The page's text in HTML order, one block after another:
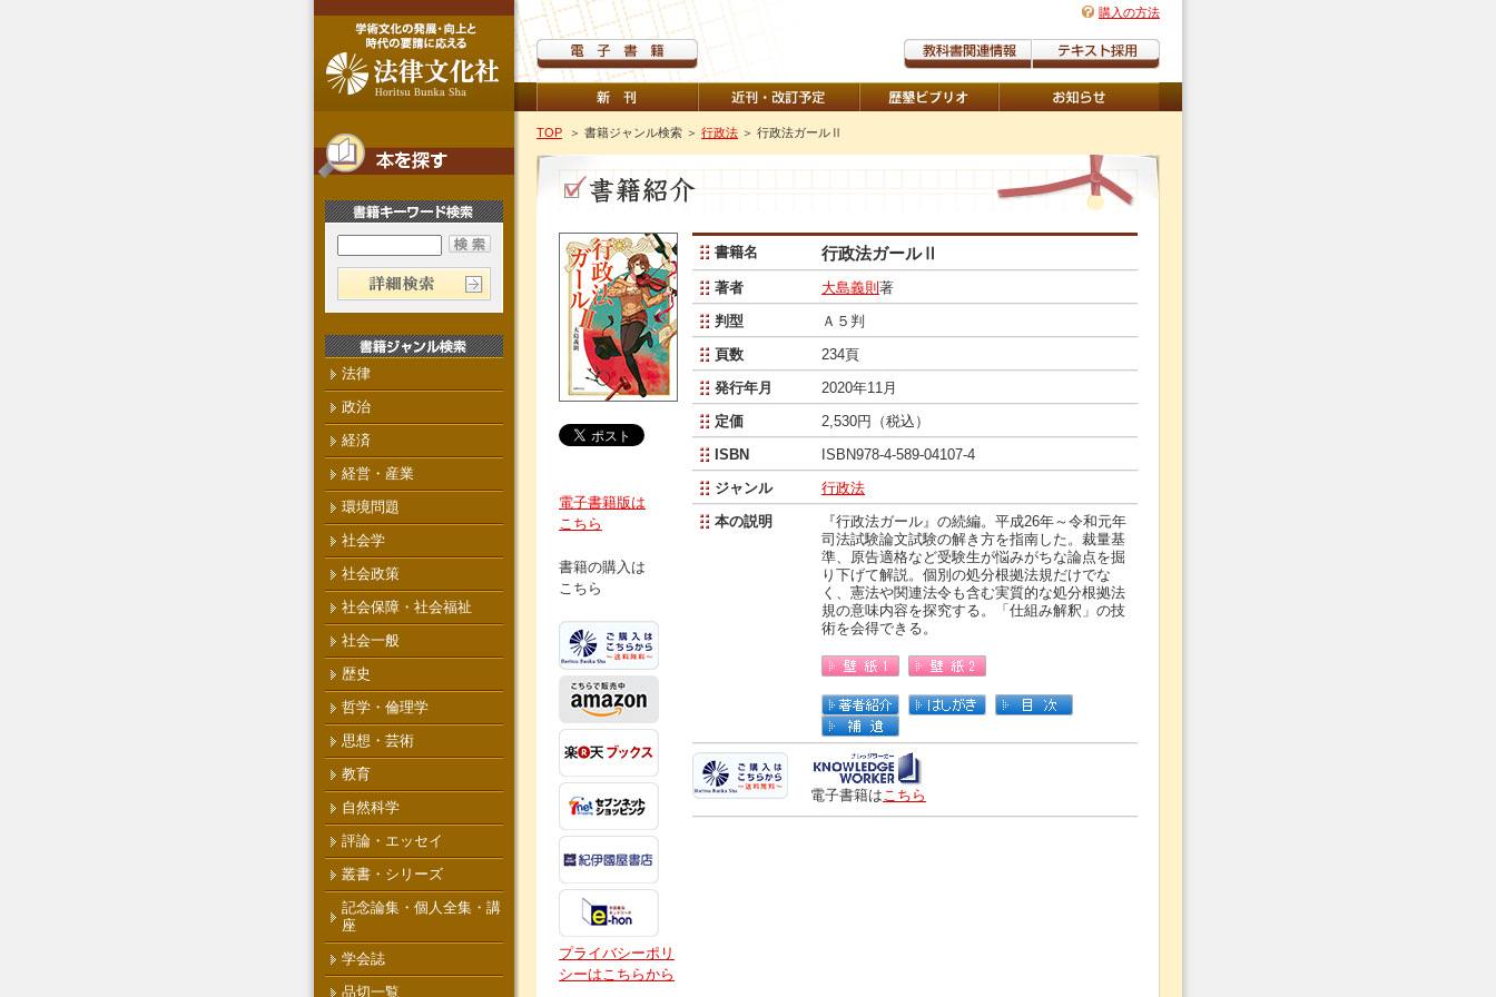
購入の方法
TOP ＞ 書籍ジャンル検索 ＞ 行政法 ＞ 行政法ガールⅡ
電子書籍版は
こちら
書籍の購入は
こちら
プライバシーポリ
シーはこちらから
書籍名 行政法ガールⅡ
著者 大島義則 著
判型
Ａ５判
頁数
234頁
発行年月
2020年11月
定価
2,530円（税込）
ISBN
ISBN978-4-589-04107-4
ジャンル
行政法
本の説明
『行政法ガール』の続編。平成26年～令和元年
司法試験論文試験の解き方を指南した。裁量基
準、原告適格など受験生が悩みがちな論点を掘
り下げて解説。個別の処分根拠法規だけでな
く、憲法や関連法令も含む実質的な処分根拠法
規の意味内容を探究する。「仕組み解釈」の技
術を会得できる。
電子書籍はこちら
法律
政治
経済
経営・産業
環境問題
社会学
社会政策
社会保障・社会福祉
社会一般
歴史
哲学・倫理学
思想・芸術
教育
自然科学
評論・エッセイ
叢書・シリーズ
記念論集・個人全集・講
座
学会誌
品切一覧